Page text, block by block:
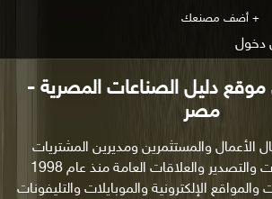
+ أضف مصنعك
دخول
دليل الصناعات المصرية -
مصر
الأعمال والمستثمرين ومديرين المشتريات
والتسويق والمبيعات والتصدير والعلاقات العامة منذ عام 1998
والمواقع الإلكترونية والموبايلات والتليفونات